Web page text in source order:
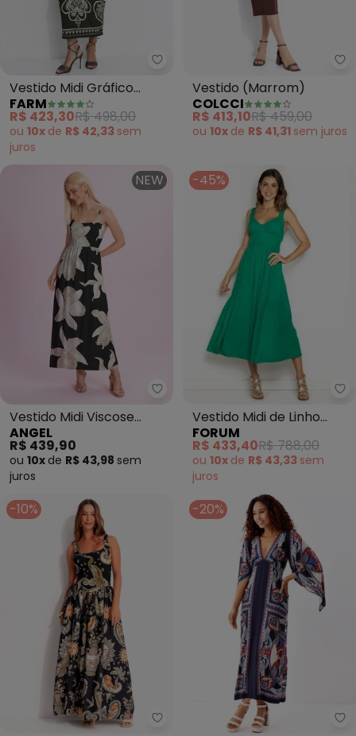
Farm - Vestido Midi Gráfico
Vestido Midi Gráfico
Místico (Verde)
FARM
R$ 423,30R$ 498,00
ou 10x de R$ 42,33 sem
juros
Vestido (Marrom)
COLCCI
R$ 413,10R$ 459,00
ou 10x de R$ 41,31 sem juros
NEW
Angel - Vestido Midi Viscose
Vestido Midi Viscose
Estampada (Preto)
ANGEL
R$ 439,90
ou 10x de R$ 43,98 sem
juros
-45%
Vestido Midi de Linho
(Verde)
FORUM
R$ 433,40R$ 788,00
ou 10x de R$ 43,33 sem
juros
-10%
Farm - Vestido Reino Mistico
-20%